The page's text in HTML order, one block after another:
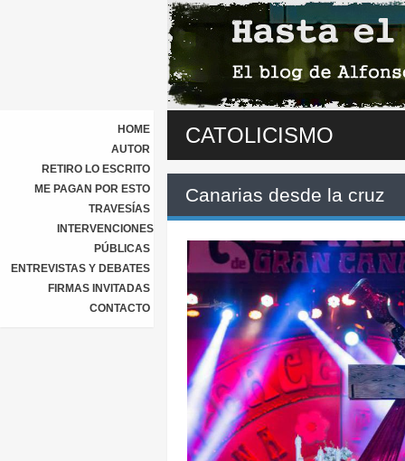
HOME
AUTOR
RETIRO LO ESCRITO
ME PAGAN POR ESTO
TRAVESÍAS
INTERVENCIONES
PÚBLICAS
ENTREVISTAS Y DEBATES
FIRMAS INVITADAS
CONTACTO
CATOLICISMO
Canarias desde la cruz